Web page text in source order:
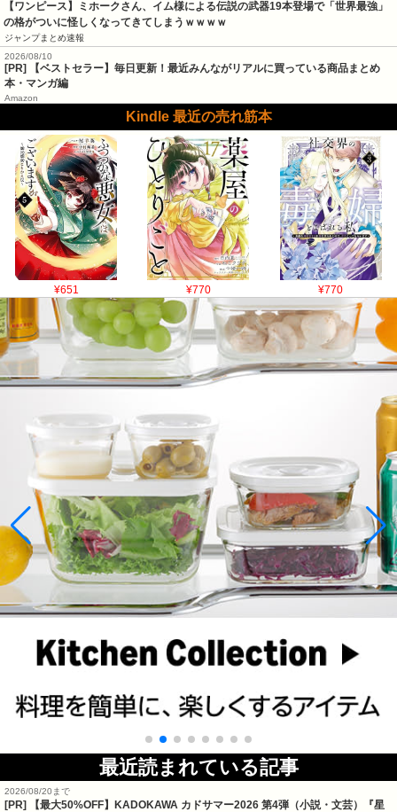
【ワンピース】ミホークさん、イム様による伝説の武器19本登場で「世界最強」
の格がついに怪しくなってきてしまうｗｗｗｗ
ジャンプまとめ速報
2026/08/10
[PR] 【ベストセラー】毎日更新！最近みんながリアルに買っている商品まとめ
本・マンガ編
Amazon
Kindle 最近の売れ筋本
¥651 ¥770 ¥770
最近読まれている記事
2026/08/20まで
[PR]
【最大50%OFF】KADOKAWA カドサマー2026 第4弾（小説・文芸）『星